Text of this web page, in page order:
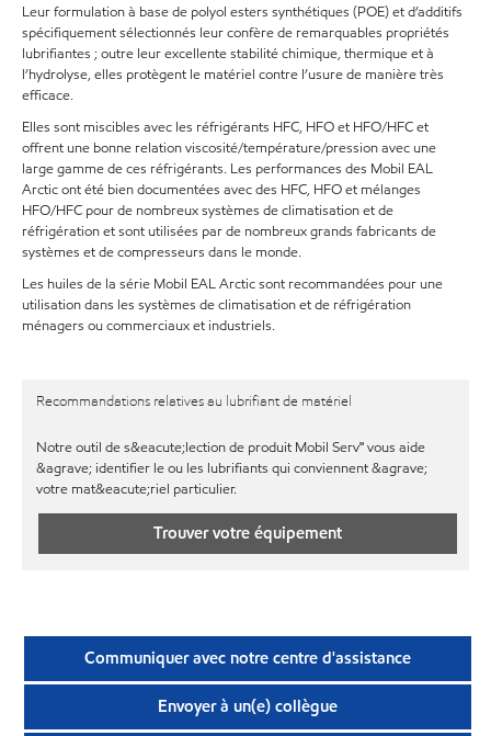
Leur formulation à base de polyol esters synthétiques (POE) et d’additifs
spécifiquement sélectionnés leur confère de remarquables propriétés
lubrifiantes ; outre leur excellente stabilité chimique, thermique et à
l’hydrolyse, elles protègent le matériel contre l’usure de manière très
efficace.
Elles sont miscibles avec les réfrigérants HFC, HFO et HFO/HFC et
offrent une bonne relation viscosité/température/pression avec une
large gamme de ces réfrigérants. Les performances des Mobil EAL
Arctic ont été bien documentées avec des HFC, HFO et mélanges
HFO/HFC pour de nombreux systèmes de climatisation et de
réfrigération et sont utilisées par de nombreux grands fabricants de
systèmes et de compresseurs dans le monde.
Les huiles de la série Mobil EAL Arctic sont recommandées pour une
utilisation dans les systèmes de climatisation et de réfrigération
ménagers ou commerciaux et industriels.
Recommandations relatives au lubrifiant de matériel
Notre outil de s&eacute;lection de produit Mobil Serv℠ vous aide
&agrave; identifier le ou les lubrifiants qui conviennent &agrave;
votre mat&eacute;riel particulier.
Trouver votre équipement
Communiquer avec notre centre d'assistance
Envoyer à un(e) collègue